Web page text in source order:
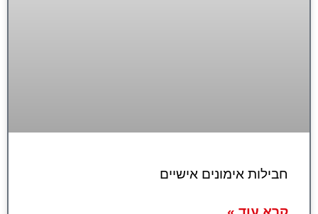
חבילות אימונים אישיים